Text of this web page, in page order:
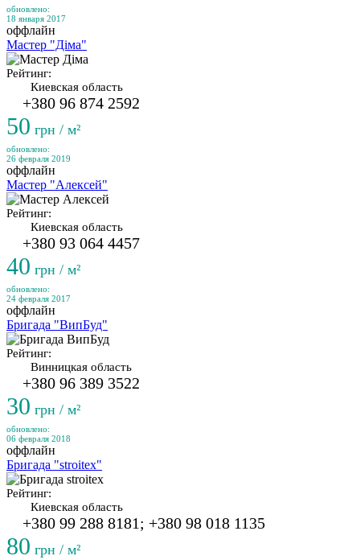
обновлено:
18 января 2017
оффлайн
Мастер "Діма"
Рейтинг:
Киевская область
+380 96 874 2592
50 грн / м²
обновлено:
26 февраля 2019
оффлайн
Мастер "Алексей"
Рейтинг:
Киевская область
+380 93 064 4457
40 грн / м²
обновлено:
24 февраля 2017
оффлайн
Бригада "ВипБуд"
Рейтинг:
Винницкая область
+380 96 389 3522
30 грн / м²
обновлено:
06 февраля 2018
оффлайн
Бригада "stroitex"
Рейтинг:
Киевская область
+380 99 288 8181; +380 98 018 1135
80 грн / м²